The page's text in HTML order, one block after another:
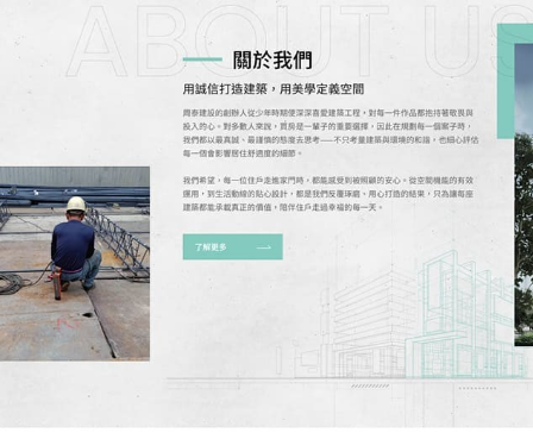
我的需求主題(可複選)
合作提案 使用線上訂房
其他洽詢問題
預計完成時間※ 網頁建置預算
參考網站